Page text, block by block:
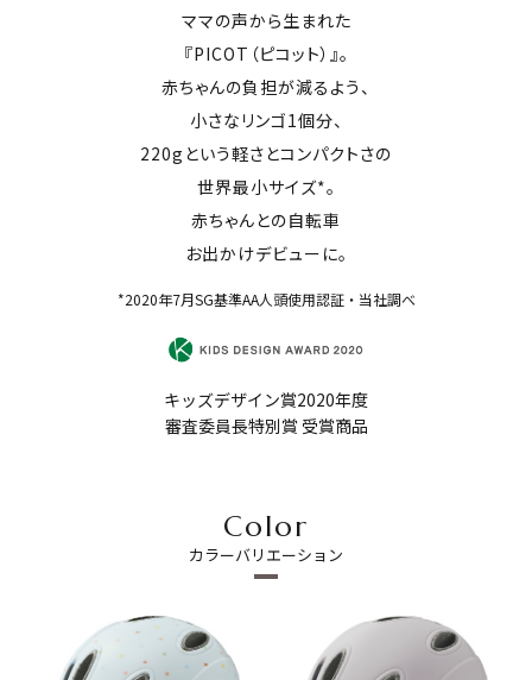
ママの声から生まれた
『PICOT（ピコット）』。
赤ちゃんの負担が減るよう、
小さなリンゴ1個分、
220gという軽さとコンパクトさの
世界最小サイズ*。
赤ちゃんとの自転車
お出かけデビューに。
*2020年7月SG基準AA人頭使用認証・当社調べ
キッズデザイン賞2020年度
審査委員長特別賞 受賞商品
Color
カラーバリエーション